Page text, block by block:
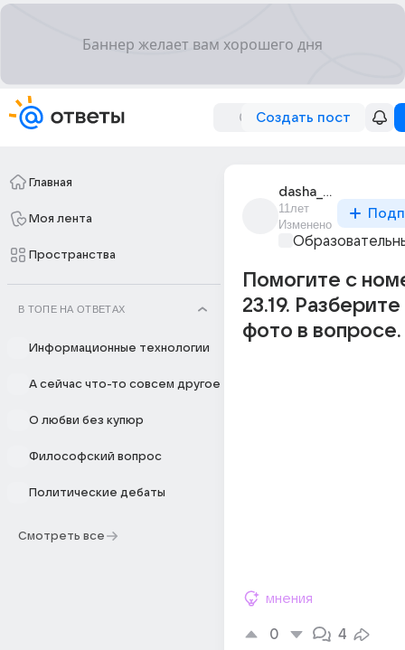
Создать пост
Главная
Моя лента
Пространства
В ТОПЕ НА ОТВЕТАХ
Информационные технологии
А сейчас что-то совсем другое
О любви без купюр
Философский вопрос
Политические дебаты
Смотреть все
dasha_mironova_505
11лет
Изменено
Помогите с
23.19.
фото в вопросе.
мнения
0 4